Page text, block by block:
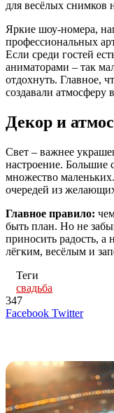
для весёлых снимков
Яркие шоу-номера,
профессиональных
Если среди гостей
аниматорами – так
отдохнуть. Главное,
создавали атмосферу
Декор и
Свет – важнее
настроение. Большие
множество
очередей из
Главное правило:
быть план. Но не
приносить радость, а
лёгким, весёлым и
Теги
свадьба
347
Facebook TwitterTumblr
Reddit
Skype
Viber
Line